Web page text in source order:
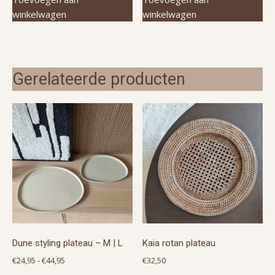
winkelwagen
winkelwagen
Gerelateerde producten
Dune styling plateau – M | L
€24,95 -€44,95
Kaia rotan plateau
€32,50